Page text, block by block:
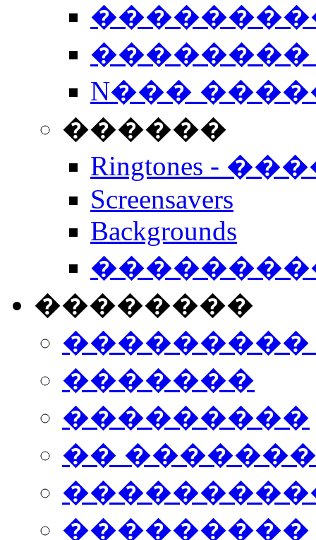
��������
N���
������
Ringtones -
Screensavers
Backgrounds
��������
���������
�������
���������
��
���������